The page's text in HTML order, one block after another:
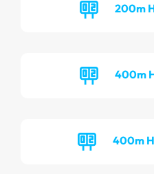
200m
400m
400m